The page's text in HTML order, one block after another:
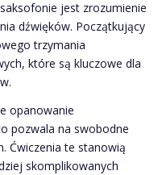
jest zrozumienie
dźwięków. Początkujący
trzymania
które są kluczowe dla
opanowanie
pozwala na swobodne
Ćwiczenia te stanowią
skomplikowanych